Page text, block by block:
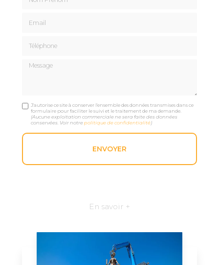
Message
J'autorise ce site à conserver l'ensemble des données transmises dans ce
formulaire pour faciliter le suivi et le traitement de ma demande.
(Aucune exploitation commerciale ne sera faite des données
conservées. Voir notrepolitique de confidentialité)
En savoir +